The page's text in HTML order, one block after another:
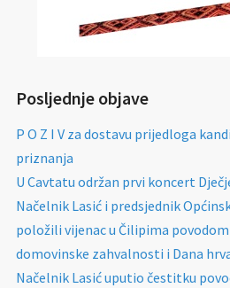
Posljednje objave
P O Z I V za dostavu prijedloga
priznanja
U Cavtatu održan prvi koncert
Načelnik Lasić i predsjednik
položili vijenac u Čilipima
domovinske zahvalnosti i Dana
Načelnik Lasić uputio čestitku